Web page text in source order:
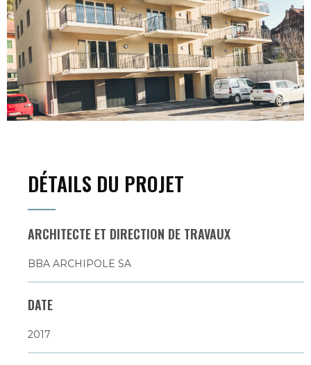
DÉTAILS DU PROJET
ARCHITECTE ET DIRECTION DE TRAVAUX
BBA ARCHIPOLE SA
DATE
2017